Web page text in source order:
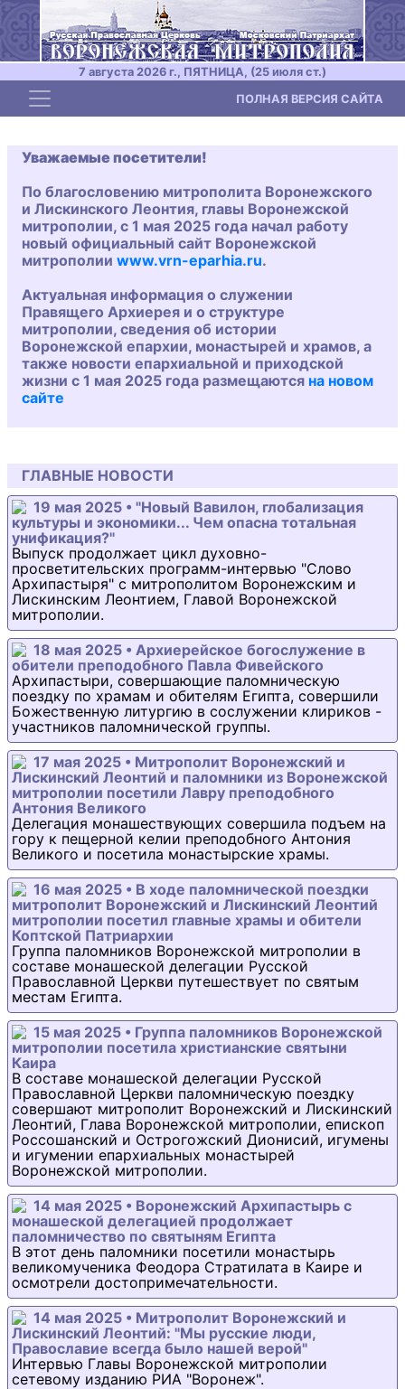
7 августа 2026 г., ПЯТНИЦА, (25 июля ст.)
Toggle navigation ПОЛНАЯ ВЕРСИЯ САЙТА
Уважаемые посетители!
По благословению митрополита Воронежского
и Лискинского Леонтия, главы Воронежской
митрополии, с 1 мая 2025 года начал работу
новый официальный сайт Воронежской
митрополии www.vrn-eparhia.ru.
Актуальная информация о служении
Правящего Архиерея и о структуре
митрополии, сведения об истории
Воронежской епархии, монастырей и храмов, а
также новости епархиальной и приходской
жизни с 1 мая 2025 года размещаются на новом
сайте
ГЛАВНЫЕ НОВОСТИ
19 мая 2025 • "Новый Вавилон, глобализация
культуры и экономики... Чем опасна тотальная
унификация?"
Выпуск продолжает цикл духовно-
просветительских программ-интервью "Слово
Архипастыря" с митрополитом Воронежским и
Лискинским Леонтием, Главой Воронежской
митрополии.
18 мая 2025 • Архиерейское богослужение в
обители преподобного Павла Фивейского
Архипастыри, совершающие паломническую
поездку по храмам и обителям Египта, совершили
Божественную литургию в сослужении клириков -
участников паломнической группы.
17 мая 2025 • Митрополит Воронежский и
Лискинский Леонтий и паломники из Воронежской
митрополии посетили Лавру преподобного
Антония Великого
Делегация монашествующих совершила подъем на
гору к пещерной келии преподобного Антония
Великого и посетила монастырские храмы.
16 мая 2025 • В ходе паломнической поездки
митрополит Воронежский и Лискинский Леонтий
митрополии посетил главные храмы и обители
Коптской Патриархии
Группа паломников Воронежской митрополии в
составе монашеской делегации Русской
Православной Церкви путешествует по святым
местам Египта.
15 мая 2025 • Группа паломников Воронежской
митрополии посетила христианские святыни
Каира
В составе монашеской делегации Русской
Православной Церкви паломническую поездку
совершают митрополит Воронежский и Лискинский
Леонтий, Глава Воронежской митрополии, епископ
Россошанский и Острогожский Дионисий, игумены
и игумении епархиальных монастырей
Воронежской митрополии.
14 мая 2025 • Воронежский Архипастырь с
монашеской делегацией продолжает
паломничество по святыням Египта
В этот день паломники посетили монастырь
великомученика Феодора Стратилата в Каире и
осмотрели достопримечательности.
14 мая 2025 • Митрополит Воронежский и
Лискинский Леонтий: "Мы русские люди,
Православие всегда было нашей верой"
Интервью Главы Воронежской митрополии
сетевому изданию РИА "Воронеж".